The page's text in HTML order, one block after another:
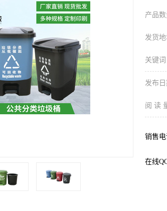
产品数
发货地
关键词
发布日
阅 读
销售电
在线